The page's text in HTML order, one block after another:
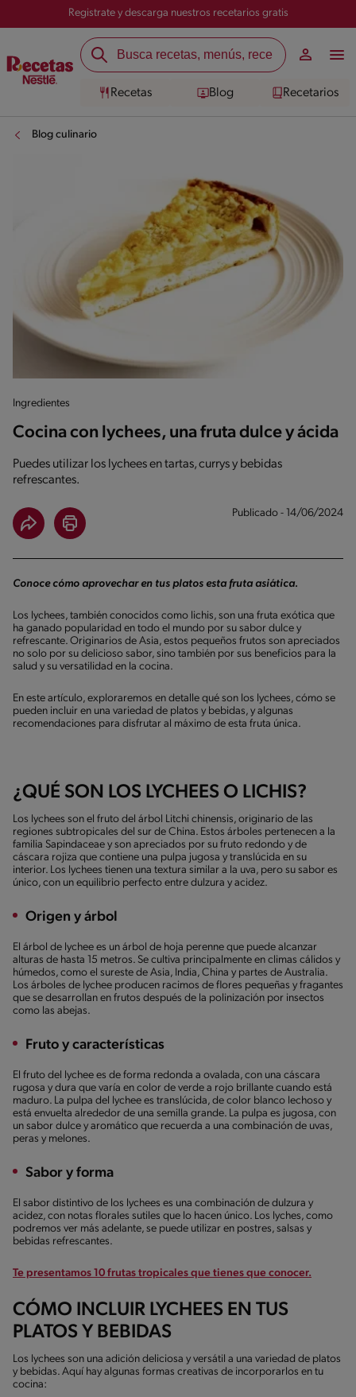
Registrate y descarga nuestros recetarios gratis
Recetas Blog Recetarios
Blog culinario
Ingredientes
Cocina con lychees, una fruta dulce y ácida
Puedes utilizar los lychees en tartas, currys y bebidas
refrescantes.
Publicado - 14/06/2024
Conoce cómo aprovechar en tus platos esta fruta asiática.
Los lychees, también conocidos como lichis, son una fruta exótica que
ha ganado popularidad en todo el mundo por su sabor dulce y
refrescante. Originarios de Asia, estos pequeños frutos son apreciados
no solo por su delicioso sabor, sino también por sus beneficios para la
salud y su versatilidad en la cocina.
En este artículo, exploraremos en detalle qué son los lychees, cómo se
pueden incluir en una variedad de platos y bebidas, y algunas
recomendaciones para disfrutar al máximo de esta fruta única.
¿QUÉ SON LOS LYCHEES O LICHIS?
Los lychees son el fruto del árbol Litchi chinensis, originario de las
regiones subtropicales del sur de China. Estos árboles pertenecen a la
familia Sapindaceae y son apreciados por su fruto redondo y de
cáscara rojiza que contiene una pulpa jugosa y translúcida en su
interior. Los lychees tienen una textura similar a la uva, pero su sabor es
único, con un equilibrio perfecto entre dulzura y acidez.
Origen y árbol
El árbol de lychee es un árbol de hoja perenne que puede alcanzar
alturas de hasta 15 metros. Se cultiva principalmente en climas cálidos y
húmedos, como el sureste de Asia, India, China y partes de Australia.
Los árboles de lychee producen racimos de flores pequeñas y fragantes
que se desarrollan en frutos después de la polinización por insectos
como las abejas.
Fruto y características
El fruto del lychee es de forma redonda a ovalada, con una cáscara
rugosa y dura que varía en color de verde a rojo brillante cuando está
maduro. La pulpa del lychee es translúcida, de color blanco lechoso y
está envuelta alrededor de una semilla grande. La pulpa es jugosa, con
un sabor dulce y aromático que recuerda a una combinación de uvas,
peras y melones.
Sabor y forma
El sabor distintivo de los lychees es una combinación de dulzura y
acidez, con notas florales sutiles que lo hacen único. Los lyches, como
podremos ver más adelante, se puede utilizar en postres, salsas y
bebidas refrescantes.
Te presentamos 10 frutas tropicales que tienes que conocer.
CÓMO INCLUIR LYCHEES EN TUS
PLATOS Y BEBIDAS
Los lychees son una adición deliciosa y versátil a una variedad de platos
y bebidas. Aquí hay algunas formas creativas de incorporarlos en tu
cocina: